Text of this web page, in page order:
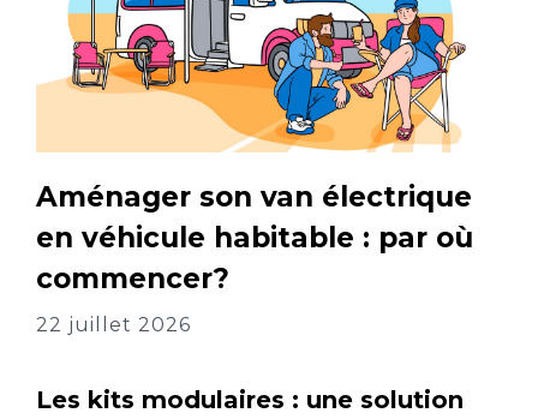
Aménager son van électrique
en véhicule habitable : par où
commencer?
22 juillet 2026
Les kits modulaires : une solution